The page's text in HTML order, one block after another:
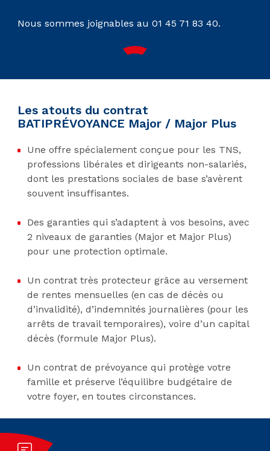
Nous sommes joignables au 01 45 71 83 40.
Les atouts du contrat
BATIPRÉVOYANCE Major / Major Plus
Une offre spécialement conçue pour les TNS,
professions libérales et dirigeants non-salariés,
dont les prestations sociales de base s’avèrent
souvent insuffisantes.
Des garanties qui s’adaptent à vos besoins, avec
2 niveaux de garanties (Major et Major Plus)
pour une protection optimale.
Un contrat très protecteur grâce au versement
de rentes mensuelles (en cas de décès ou
d’invalidité), d’indemnités journalières (pour les
arrêts de travail temporaires), voire d’un capital
décès (formule Major Plus).
Un contrat de prévoyance qui protège votre
famille et préserve l’équilibre budgétaire de
votre foyer, en toutes circonstances.